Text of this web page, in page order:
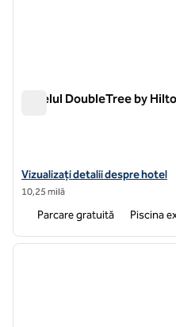
Hotelul DoubleTree by
Vizualizați detaliile hotelului
Vizualizați detalii despre hotel
10,25 milă
Parcare gratuită Piscina
1 din 12